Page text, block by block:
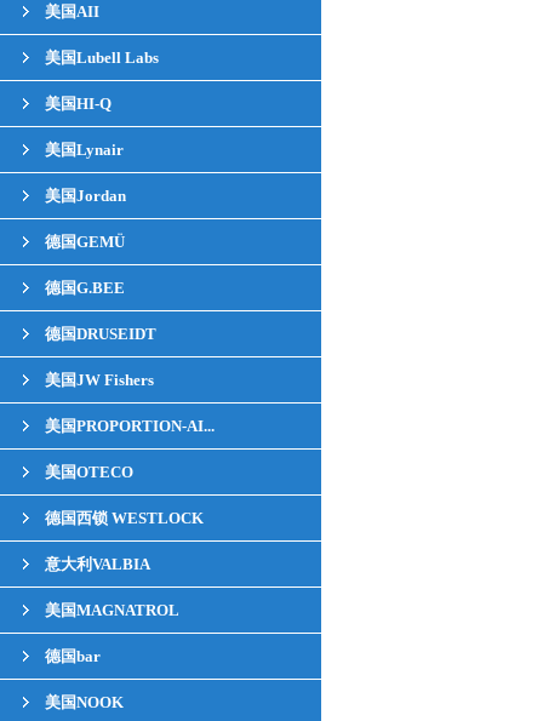
美国AII
美国Lubell Labs
美国HI-Q
美国Lynair
美国Jordan
德国GEMÜ
德国G.BEE
德国DRUSEIDT
美国JW Fishers
美国PROPORTION-AI...
美国OTECO
德国西锁 WESTLOCK
意大利VALBIA
美国MAGNATROL
德国bar
美国NOOK